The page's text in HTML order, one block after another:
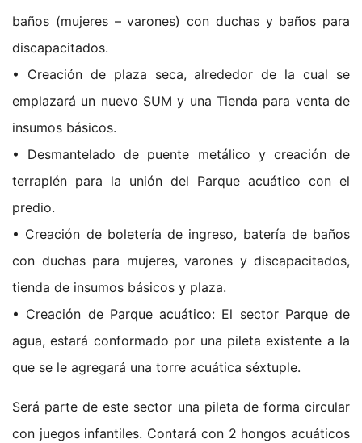
baños (mujeres – varones) con duchas y baños para
discapacitados.
• Creación de plaza seca, alrededor de la cual se
emplazará un nuevo SUM y una Tienda para venta de
insumos básicos.
• Desmantelado de puente metálico y creación de
terraplén para la unión del Parque acuático con el
predio.
• Creación de boletería de ingreso, batería de baños
con duchas para mujeres, varones y discapacitados,
tienda de insumos básicos y plaza.
• Creación de Parque acuático: El sector Parque de
agua, estará conformado por una pileta existente a la
que se le agregará una torre acuática séxtuple.
Será parte de este sector una pileta de forma circular
con juegos infantiles. Contará con 2 hongos acuáticos